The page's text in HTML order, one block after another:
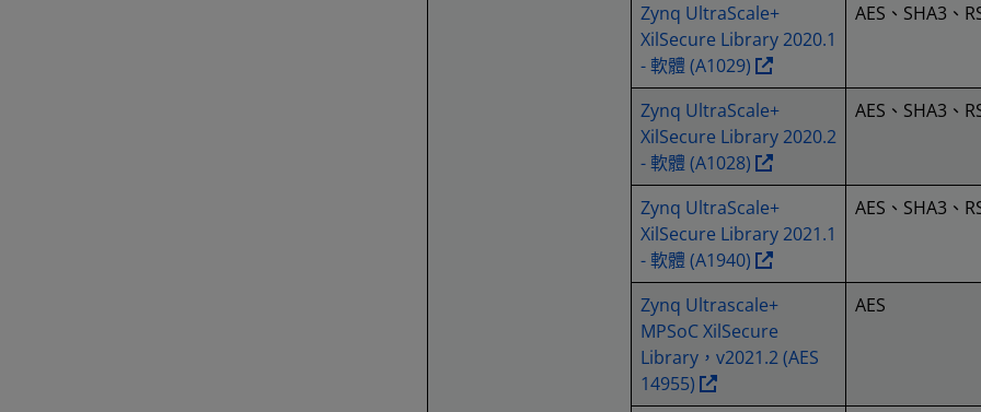
Zynq UltraScale+
XilSecure Library 2020.1
- 軟體 (A1029)
AES、SHA3、
Zynq UltraScale+
XilSecure Library 2020.2
- 軟體 (A1028)
AES、SHA3、
Zynq UltraScale+
XilSecure Library 2021.1
- 軟體 (A1940)
AES、SHA3、
Zynq Ultrascale+
MPSoC XilSecure
Library，v2021.2 (AES
14955)
AES